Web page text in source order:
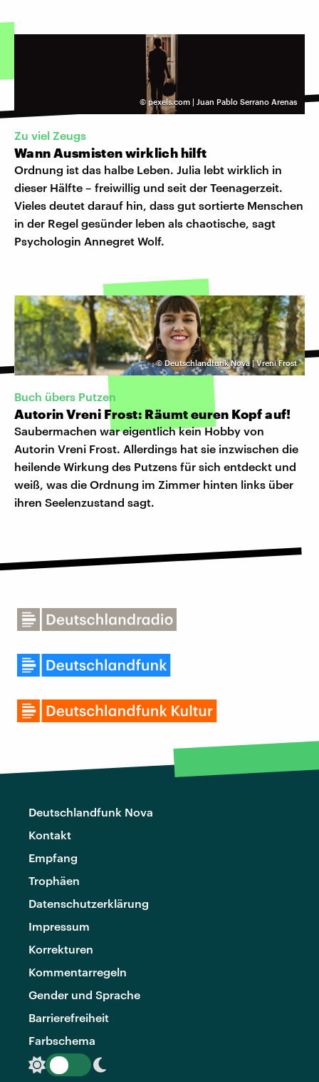
© pexels.com | Juan Pablo Serrano Arenas
Zu viel Zeugs
Wann Ausmisten wirklich hilft
Ordnung ist das halbe Leben. Julia lebt wirklich in
dieser Hälfte – freiwillig und seit der Teenagerzeit.
Vieles deutet darauf hin, dass gut sortierte Menschen
in der Regel gesünder leben als chaotische, sagt
Psychologin Annegret Wolf.
©Deutschlandfunk Nova | Vreni Frost
Buch übers Putzen
Autorin Vreni Frost: Räumt euren Kopf auf!
Saubermachen war eigentlich kein Hobby von
Autorin Vreni Frost. Allerdings hat sie inzwischen die
heilende Wirkung des Putzens für sich entdeckt und
weiß, was die Ordnung im Zimmer hinten links über
ihren Seelenzustand sagt.
Deutschlandfunk Nova
Kontakt
Empfang
Trophäen
Datenschutzerklärung
Impressum
Korrekturen
Kommentarregeln
Gender und Sprache
Barrierefreiheit
Farbschema